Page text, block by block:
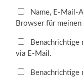
Name, E-Mail-
Browser für
Benachrichtige
via E-Mail.
Benachrichtige